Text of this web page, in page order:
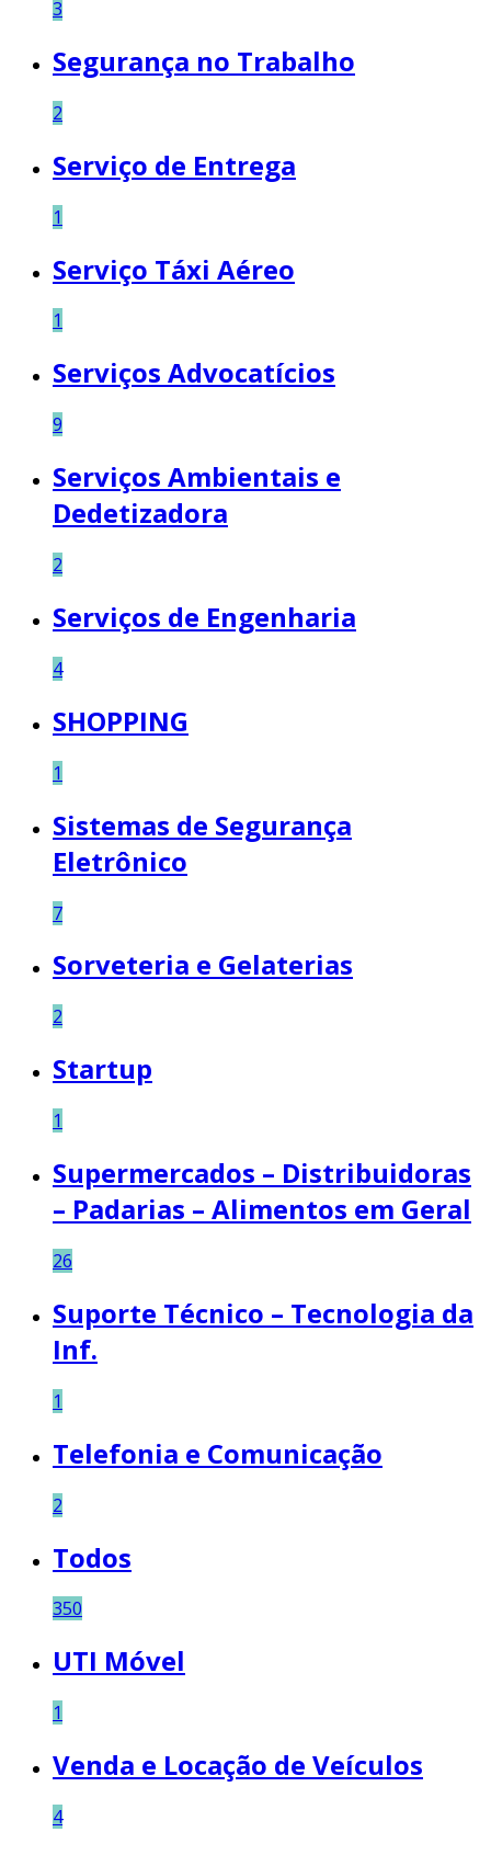
3
Segurança no Trabalho
2
Serviço de Entrega
1
Serviço Táxi Aéreo
1
Serviços Advocatícios
9
Serviços Ambientais e
Dedetizadora
2
Serviços de Engenharia
4
SHOPPING
1
Sistemas de Segurança
Eletrônico
7
Sorveteria e Gelaterias
2
Startup
1
Supermercados – Distribuidoras
– Padarias – Alimentos em Geral
26
Suporte Técnico – Tecnologia da
Inf.
1
Telefonia e Comunicação
2
Todos
350
UTI Móvel
1
Venda e Locação de Veículos
4